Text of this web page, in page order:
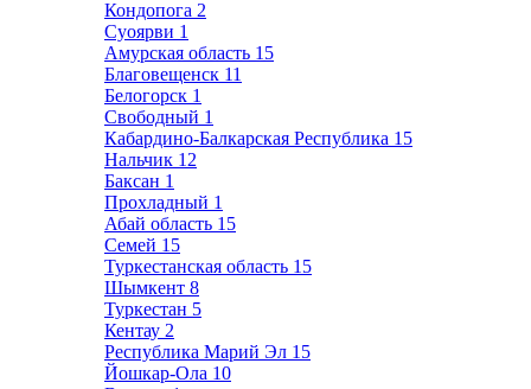
Кондопога 2
Суоярви 1
Амурская область 15
Благовещенск 11
Белогорск 1
Свободный 1
Кабардино-Балкарская Республика 15
Нальчик 12
Баксан 1
Прохладный 1
Абай область 15
Семей 15
Туркестанская область 15
Шымкент 8
Туркестан 5
Кентау 2
Республика Марий Эл 15
Йошкар-Ола 10